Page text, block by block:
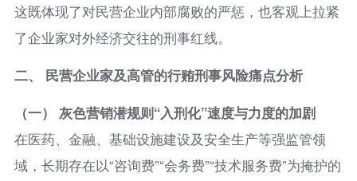
这既体现了对民营企业内部腐败的严惩，也客观上拉紧
了企业家对外经济交往的刑事红线。
二、 民营企业家及高管的行贿刑事风险痛点分析
（一） 灰色营销潜规则“入刑化”速度与力度的加剧
在医药、金融、基础设施建设及安全生产等强监管领
域，长期存在以“咨询费”“会务费”“技术服务费”为掩护的